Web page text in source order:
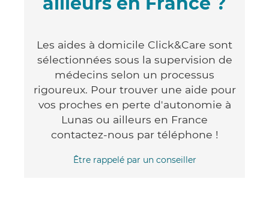
Les aides à domicile Click&Care sont
sélectionnées sous la supervision de
médecins selon un processus
rigoureux. Pour trouver une aide pour
vos proches en perte d'autonomie à
Lunas ou ailleurs en France
contactez-nous par téléphone !
Être rappelé par un conseiller